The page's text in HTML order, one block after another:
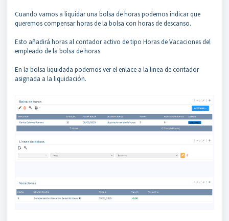
Cuando vamos a liquidar una bolsa de horas podemos indicar que
queremos compensar horas de la bolsa con horas de descanso.
Esto añadirá horas al contador activo de tipo Horas de Vacaciones del
empleado de la bolsa de horas.
En la bolsa liquidada podemos ver el enlace a la linea de contador
asignada a la liquidación.